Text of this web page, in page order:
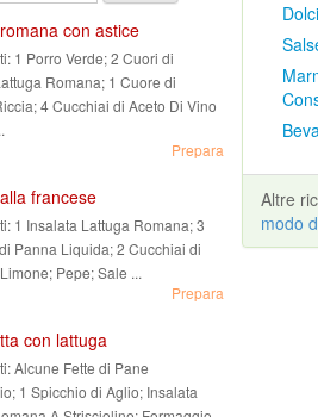
con astice
1 Porro Verde; 2 Cuori di
Romana; 1 Cuore di
4 Cucchiai di Aceto Di Vino
Prepara
francese
1 Insalata Lattuga Romana; 3
Panna Liquida; 2 Cucchiai di
Pepe; Sale ...
Prepara
con lattuga
Alcune Fette di Pane
1 Spicchio di Aglio; Insalata
Altre
modo